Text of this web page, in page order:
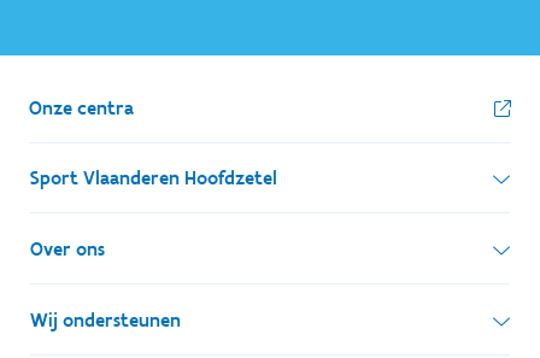
Onze centra
Sport Vlaanderen Hoofdzetel
Simon Bolivarlaan 17
1000 Brussel
Ondernemingsnummer: BE 0248.142.826
Over ons
Wie zijn we, wat doen we
Wij ondersteunen